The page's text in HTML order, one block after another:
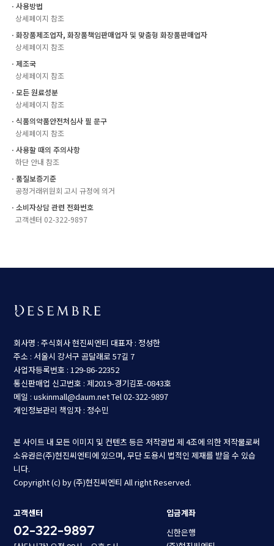
ㆍ사용방법
상세페이지 참조
ㆍ화장품제조업자, 화장품책임판매업자 및 맞춤형 화장품판매업자
상세페이지 참조
ㆍ제조국
상세페이지 참조
ㆍ모든 원료성분
상세페이지 참조
ㆍ식품의약품안전처심사 필 문구
상세페이지 참조
ㆍ사용할 때의 주의사항
하단 안내 참조
ㆍ품질보증기준
공정거래위원회 고시 규정에 의거
ㆍ소비자상담 관련 전화번호
고객센터 02-322-9897
회사명 : 주식회사 현진씨엔티 대표자 : 정성한
주소 : 서울시 강서구 곰달래로 57길 7
사업자등록번호 : 129-86-22352
통신판매업 신고번호 : 제2019-경기김포-0843호
메일 : uskinmall@daum.netTel 02-322-9897
개인정보관리 책임자 : 정수민
본 사이트 내 모든 이미지 및 컨텐츠 등은 저작권법 제 4조에 의한 저작물로써
소유권은(주)현진씨엔티에 있으며, 무단 도용시 법적인 제재를 받을 수 있습
니다.
Copyright (c) by (주)현진씨엔티 All right Reserved.
고객센터
02-322-9897
입금계좌
신한은행